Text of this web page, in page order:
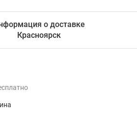
о доставке
Красноярск